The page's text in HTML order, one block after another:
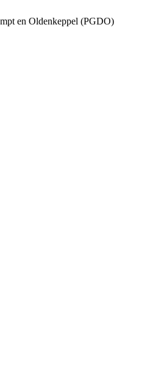
en Oldenkeppel (PGDO)